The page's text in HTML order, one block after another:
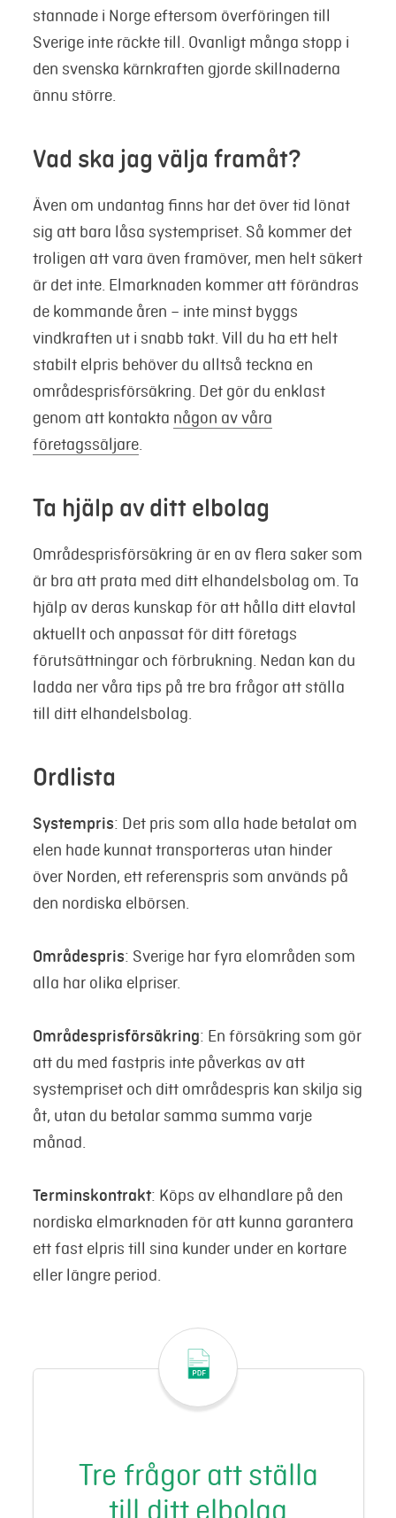
stannade i Norge eftersom överföringen till
Sverige inte räckte till. Ovanligt många stopp i
den svenska kärnkraften gjorde skillnaderna
ännu större.
Vad ska jag välja framåt?
Även om undantag finns har det över tid lönat
sig att bara låsa systempriset. Så kommer det
troligen att vara även framöver, men helt säkert
är det inte. Elmarknaden kommer att förändras
de kommande åren – inte minst byggs
vindkraften ut i snabb takt. Vill du ha ett helt
stabilt elpris behöver du alltså teckna en
områdesprisförsäkring. Det gör du enklast
genom att kontakta någon av våra
företagssäljare.
Ta hjälp av ditt elbolag
Områdesprisförsäkring är en av flera saker som
är bra att prata med ditt elhandelsbolag om. Ta
hjälp av deras kunskap för att hålla ditt elavtal
aktuellt och anpassat för ditt företags
förutsättningar och förbrukning. Nedan kan du
ladda ner våra tips på tre bra frågor att ställa
till ditt elhandelsbolag.
Ordlista
Systempris: Det pris som alla hade betalat om
elen hade kunnat transporteras utan hinder
över Norden, ett referenspris som används på
den nordiska elbörsen.
Områdespris: Sverige har fyra elområden som
alla har olika elpriser.
Områdesprisförsäkring: En försäkring som gör
att du med fastpris inte påverkas av att
systempriset och ditt områdespris kan skilja sig
åt, utan du betalar samma summa varje
månad.
Terminskontrakt: Köps av elhandlare på den
nordiska elmarknaden för att kunna garantera
ett fast elpris till sina kunder under en kortare
eller längre period.
Tre frågor att ställa
till ditt elbolag